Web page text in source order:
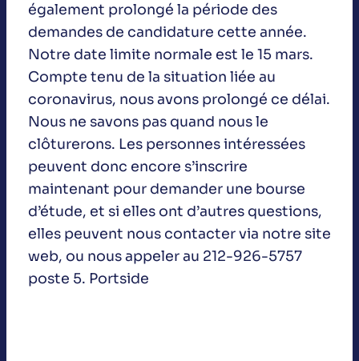
également prolongé la période des
demandes de candidature cette année.
Notre date limite normale est le 15 mars.
Compte tenu de la situation liée au
coronavirus, nous avons prolongé ce délai.
Nous ne savons pas quand nous le
clôturerons. Les personnes intéressées
peuvent donc encore s’inscrire
maintenant pour demander une bourse
d’étude, et si elles ont d’autres questions,
elles peuvent nous contacter via notre site
web, ou nous appeler au 212-926-5757
poste 5. Portside